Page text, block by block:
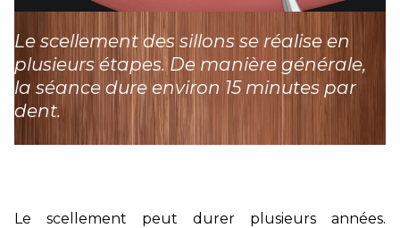
Le scellement des sillons se réalise en
plusieurs étapes. De manière générale,
la séance dure environ 15 minutes par
dent.
Le scellement peut durer plusieurs années.